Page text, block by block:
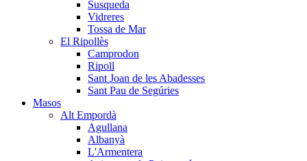
Susqueda
Vidreres
Tossa de Mar
El Ripollès
Camprodon
Ripoll
Sant Joan de les Abadesses
Sant Pau de Segúries
Masos
Alt Empordà
Agullana
Albanyà
L'Armentera